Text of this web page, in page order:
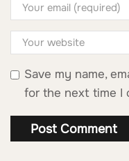
Save my name,
for the next time I